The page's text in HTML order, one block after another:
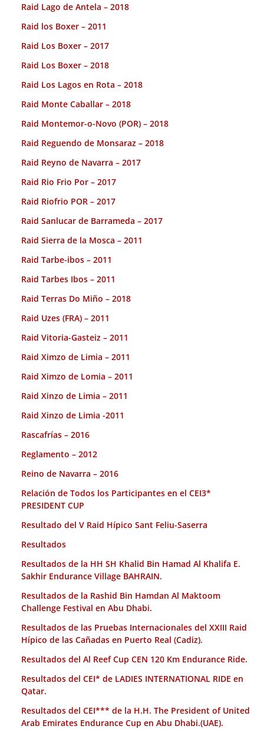
Raid Lago de Antela – 2018
Raid los Boxer – 2011
Raid Los Boxer – 2017
Raid Los Boxer – 2018
Raid Los Lagos en Rota – 2018
Raid Monte Caballar – 2018
Raid Montemor-o-Novo (POR) – 2018
Raid Reguendo de Monsaraz – 2018
Raid Reyno de Navarra – 2017
Raid Rio Frio Por – 2017
Raid Riofrio POR – 2017
Raid Sanlucar de Barrameda – 2017
Raid Sierra de la Mosca – 2011
Raid Tarbe-ibos – 2011
Raid Tarbes Ibos – 2011
Raid Terras Do Miño – 2018
Raid Uzes (FRA) – 2011
Raid Vitoria-Gasteiz – 2011
Raid Ximzo de Limia – 2011
Raid Ximzo de Lomia – 2011
Raid Xinzo de Limia – 2011
Raid Xinzo de Limia -2011
Rascafrías – 2016
Reglamento – 2012
Reino de Navarra – 2016
Relación de Todos los Participantes en el CEI3*
PRESIDENT CUP
Resultado del V Raid Hípico Sant Feliu-Saserra
Resultados
Resultados de la HH SH Khalid Bin Hamad Al Khalifa E.
Sakhir Endurance Village BAHRAIN.
Resultados de la Rashid Bin Hamdan Al Maktoom
Challenge Festival en Abu Dhabi.
Resultados de las Pruebas Internacionales del XXIII Raid
Hípico de las Cañadas en Puerto Real (Cadiz).
Resultados del Al Reef Cup CEN 120 Km Endurance Ride.
Resultados del CEI* de LADIES INTERNATIONAL RIDE en
Qatar.
Resultados del CEI*** de la H.H. The President of United
Arab Emirates Endurance Cup en Abu Dhabi.(UAE).